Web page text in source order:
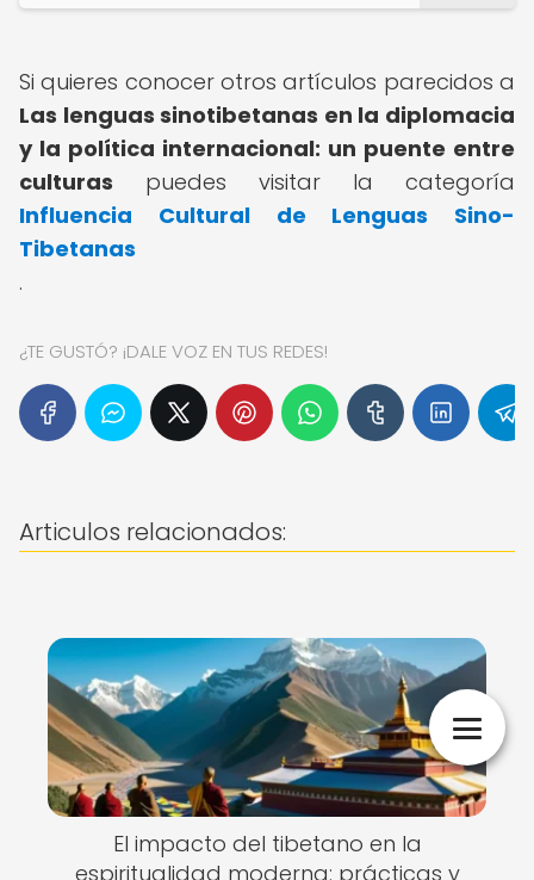
Si quieres conocer otros artículos parecidos a
Las lenguas sinotibetanas en la diplomacia
y la política internacional: un puente entre
culturas puedes visitar la categoría
Influencia Cultural de Lenguas Sino-
Tibetanas
.
¿TE GUSTÓ? ¡DALE VOZ EN TUS REDES!
Articulos relacionados:
El impacto del tibetano en la
espiritualidad moderna: prácticas y